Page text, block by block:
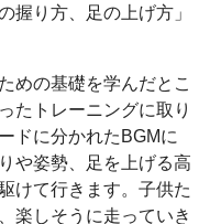
握り方、足の上げ方」
めの基礎を学んだとこ
たトレーニングに取り
ドに分かれたBGMに
や姿勢、足を上げる高
けて行きます。子供た
楽しそうに走っていき